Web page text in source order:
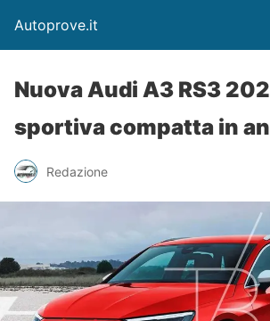
Autoprove.it
Nuova Audi A3 RS3
sportiva compatta in
Redazione